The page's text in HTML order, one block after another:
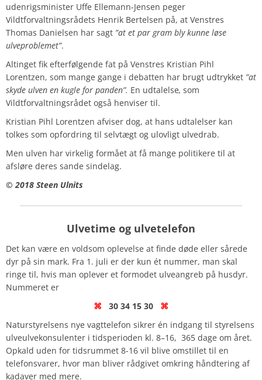
udenrigsminister Uffe Ellemann-Jensen peger
Vildtforvaltningsrådets Henrik Bertelsen på, at Venstres
Thomas Danielsen har sagt ”at et par gram bly kunne løse
ulveproblemet”.
Altinget fik efterfølgende fat på Venstres Kristian Pihl
Lorentzen, som mange gange i debatten har brugt udtrykket ”at
skyde ulven en kugle for panden”. En udtalelse, som
Vildtforvaltningsrådet også henviser til.
Kristian Pihl Lorentzen afviser dog, at hans udtalelser kan
tolkes som opfordring til selvtægt og ulovligt ulvedrab.
Men ulven har virkelig formået at få mange politikere til at
afsløre deres sande sindelag.
© 2018 Steen Ulnits
Ulvetime og ulvetelefon
Det kan være en voldsom oplevelse at finde døde eller sårede
dyr på sin mark. Fra 1. juli er der kun ét nummer, man skal
ringe til, hvis man oplever et formodet ulveangreb på husdyr.
Nummeret er
⌘ 30 34 15 30 ⌘
Naturstyrelsens nye vagttelefon sikrer én indgang til styrelsens
ulveulvekonsulenter i tidsperioden kl. 8–16, 365 dage om året.
Opkald uden for tidsrummet 8-16 vil blive omstillet til en
telefonsvarer, hvor man bliver rådgivet omkring håndtering af
kadaver med mere.